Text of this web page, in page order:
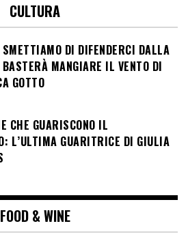
CULTURA
SMETTIAMO DI DIFENDERCI DALLA
MANGIARE IL VENTO DI
GOTTO
CHE GUARISCONO IL
L’ULTIMA GUARITRICE DI GIULIA
FOOD & WINE